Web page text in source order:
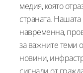
медия, която
страната.
навременна,
за важните теми
новини,